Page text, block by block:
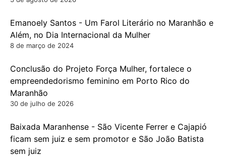
Emanoely Santos - Um Farol Literário no Maranhão e
Além, no Dia Internacional da Mulher
8 de março de 2024
Conclusão do Projeto Força Mulher, fortalece o
empreendedorismo feminino em Porto Rico do
Maranhão
30 de julho de 2026
Baixada Maranhense - São Vicente Ferrer e Cajapió
ficam sem juiz e sem promotor e São João Batista
sem juiz